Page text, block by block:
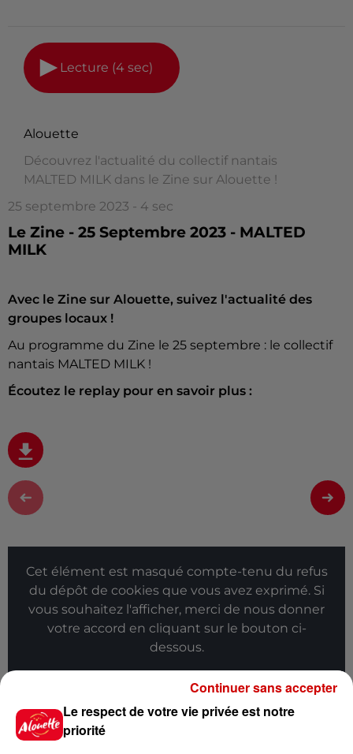
Lecture (4 sec)
Alouette
Découvrez l'actualité du collectif nantais
MALTED MILK dans le Zine sur Alouette !
25 septembre 2023 - 4 sec
Le Zine - 25 Septembre 2023 - MALTED
MILK
Avec le Zine sur Alouette, suivez l'actualité des
groupes locaux !
Au programme du Zine le 25 septembre : le collectif
nantais MALTED MILK !
Écoutez le replay pour en savoir plus :
Cet élément est masqué compte-tenu du refus
du dépôt de cookies que vous avez exprimé. Si
vous souhaitez l'afficher, merci de nous donner
votre accord en cliquant sur le bouton ci-
dessous.
Afficher l'élément
Infos Le respect de votre vie privée est notre
priorité
Continuer sans accepter